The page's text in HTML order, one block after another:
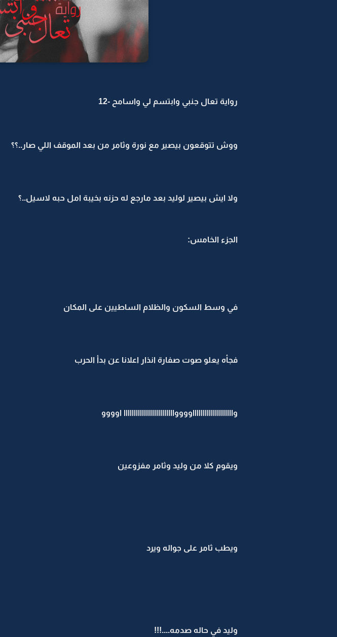
رواية تعال جنبي وابتسم لي واسامح -12
ووش تتوقعون بيصير مع نورة وثامر من بعد الموقف اللي صار..؟؟
ولا ايش بيصير لوليد بعد مارجع له حزنه بخيبة امل حبه لاسيل..؟
الجزء الخامس:
في وسط السكون والظلام الساطيين على المكان
فجأه يعلو صوت صفارة انذار اعلانا عن بدأ الحرب
وااااااااااااااااااااووووااااااااااااااااااااااااا اوووو
ويقوم كلا من وليد وثامر مفزوعين
ويطب ثامر على جواله ويرد
وليد في حاله صدمه....!!!